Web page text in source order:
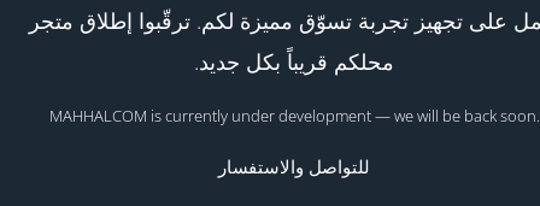
على تجهيز تجربة تسوّق مميزة لكم. ترقّبوا إطلاق متجر
محلكم قريباً بكل جديد.
MAHHALCOM is currently under development — we will be back soon.
للتواصل والاستفسار